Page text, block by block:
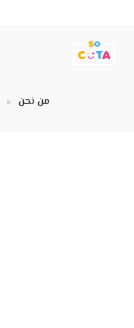
من نحن